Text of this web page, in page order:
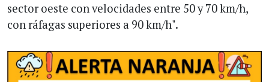
sector oeste con velocidades entre 50 y 70 km/h,
con ráfagas superiores a 90 km/h".